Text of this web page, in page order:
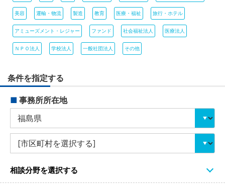
美容 運輸・物流 製造 教育 医療・福祉 旅行・ホテル
アミューズメント・レジャー ファンド 社会福祉法人 医療法人
ＮＰＯ法人 学校法人 一般社団法人 その他
条件を指定する
■ 事務所所在地
相談分野を選択する